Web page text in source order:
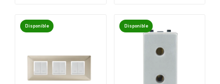
Disponible Disponible